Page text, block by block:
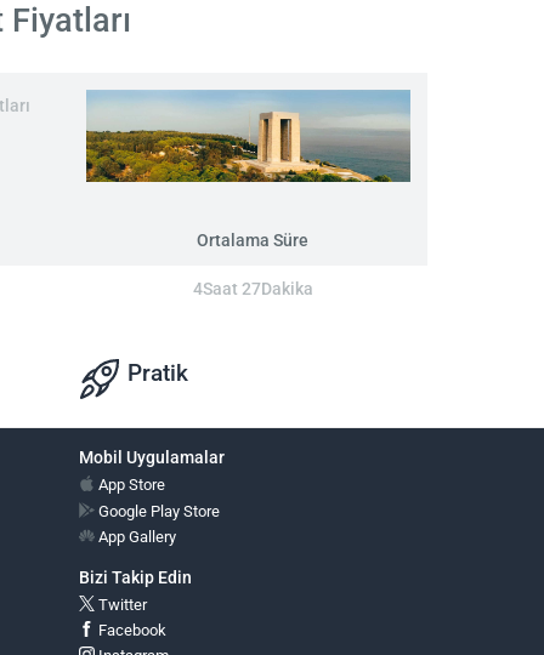
Ortalama Süre
4Saat 27Dakika
Pratik
Mobil Uygulamalar
App Store
Google Play Store
App Gallery
Bizi Takip Edin
Twitter
Facebook